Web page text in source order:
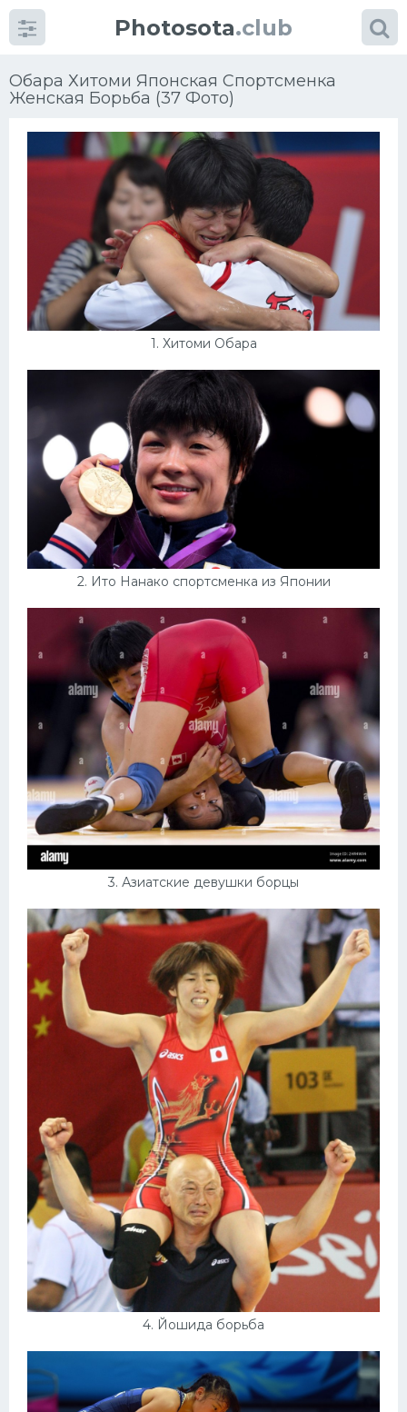
Photosota.club
Обара Хитоми Японская Спортсменка
Женская Борьба (37 Фото)
1. Хитоми Обара
2. Ито Нанако спортсменка из Японии
3. Азиатские девушки борцы
4. Йошида борьба
КатегорииФото
Много картинок...
Футбол
Хоккей
Велогонки
Конькобежный спорт
Тренажеры
Интерьеры квартир